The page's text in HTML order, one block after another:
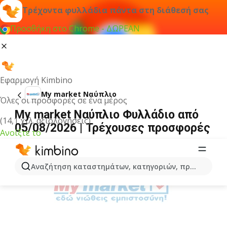
Τρέχοντα φυλλάδια πάντα στη διάθεσή σας
Προσθήκη στο Chrome - ΔΩΡΕΑΝ
Εφαρμογή Kimbino
Όλες οι προσφορές σε ένα μέρος
(14,1 χιλ. αξιολογήσεις)
Ανοίξτε το
Αναζήτηση καταστημάτων, κατηγοριών, προϊόντων...
My market Ναύπλιο
My market Ναύπλιο Φυλλάδιο από
05/08/2026 | Τρέχουσες προσφορές